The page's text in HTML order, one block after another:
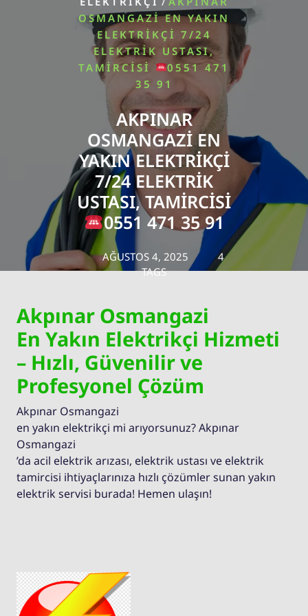
OSMANGAZI EN YAKIN
ELEKTRIKÇI 7/24
ELEKTRIK USTASI,
TAMIRCISI
0551 471
35 91
AKPINAR
OSMANGAZI EN
YAKIN ELEKTRIKÇI
7/24 ELEKTRIK
USTASI, TAMIRCISI
0551 471 35 91
AĞUSTOS 4, 2025
4
TAGS
Akpınar Osmangazi
En Yakın Elektrikçi Hizmeti
– Hızlı, Güvenilir ve
Profesyonel Çözüm
Akpınar Osmangazi
en yakın elektrikçi mi arıyorsunuz? Akpınar
Osmangazi
’da acil elektrik arızası, elektrik ustası ve elektrik
tamircisi ihtiyaçlarınıza hızlı çözümler sunan yakın
elektrik servisi burada! Hemen ulaşın!